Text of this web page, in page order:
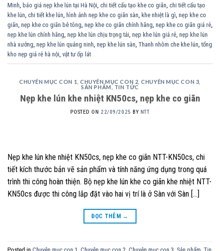
Minh, báo giá nẹp khe lún tại Hà Nội, chi tiết cấu tạo khe co giãn, chi tiết cấu tạo
khe lún, chi tiết khe lún, hình ảnh nẹp khe co giãn sàn, khe nhiệt là gì, nẹp khe co
giãn, nẹp khe co giãn bê tông, nẹp khe co giãn chính hãng, nẹp khe co giãn giá rẻ,
nẹp khe lún chính hãng, nẹp khe lún chịu trọng tải, nẹp khe lún giá rẻ, nẹp khe lún
nhà xưởng, nẹp khe lún quảng ninh, nẹp khe lún sàn, Thanh nhôm che khe lún,tổng
kho nẹp giá rẻ hà nội, vật tư ốp lát
CHUYÊN MỤC CON 1 ,CHUYÊN MỤC CON 2 ,CHUYÊN MỤC CON 3
SẢN PHẨM , TIN TỨC
Nẹp khe lún khe nhiệt KN50cs, nẹp khe co giãn
POSTED ON 22/09/2025 BY NTT
Nẹp khe lún khe nhiệt KN50cs, nẹp khe co giãn NTT-KN50cs, chi
tiết kích thước bản vẽ sản phẩm và tính năng ứng dụng trong quá
trình thi công hoàn thiện. Bộ nẹp khe lún khe co giãn khe nhiệt NTT-
KN50cs được thi công lắp đặt vào hai vị trí là ở Sàn với Sàn […]
ĐỌC THÊM →